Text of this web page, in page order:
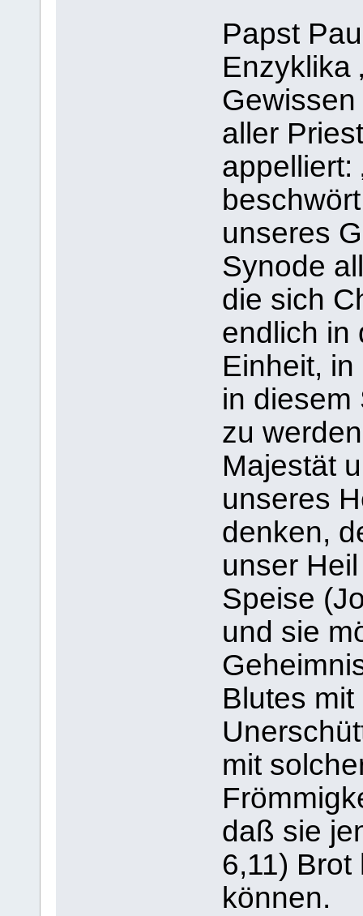
Papst
Enzyklika
aller
appelliert:
unseres
Synode
die sich
endlich in
Einheit,
in diesem
zu
Majestät
unseres
denken,
unser
Speise
und sie
Blutes
mit
daß sie
6,11)
können.